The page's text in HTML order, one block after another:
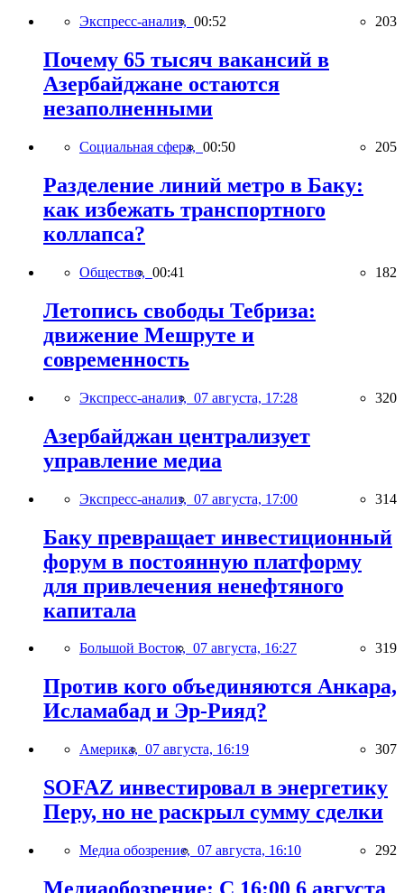
Экспресс-анализ, 00:52 203
Почему 65 тысяч вакансий в
Азербайджане остаются
незаполненными
Социальная сфера, 00:50 205
Разделение линий метро в Баку:
как избежать транспортного
коллапса?
Общество, 00:41 182
Летопись свободы Тебриза:
движение Мешруте и
современность
Экспресс-анализ, 07 августа, 17:28 320
Азербайджан централизует
управление медиа
Экспресс-анализ, 07 августа, 17:00 314
Баку превращает инвестиционный
форум в постоянную платформу
для привлечения ненефтяного
капитала
Большой Восток, 07 августа, 16:27 319
Против кого объединяются Анкара,
Исламабад и Эр-Рияд?
Америка, 07 августа, 16:19 307
SOFAZ инвестировал в энергетику
Перу, но не раскрыл сумму сделки
Медиа обозрение, 07 августа, 16:10 292